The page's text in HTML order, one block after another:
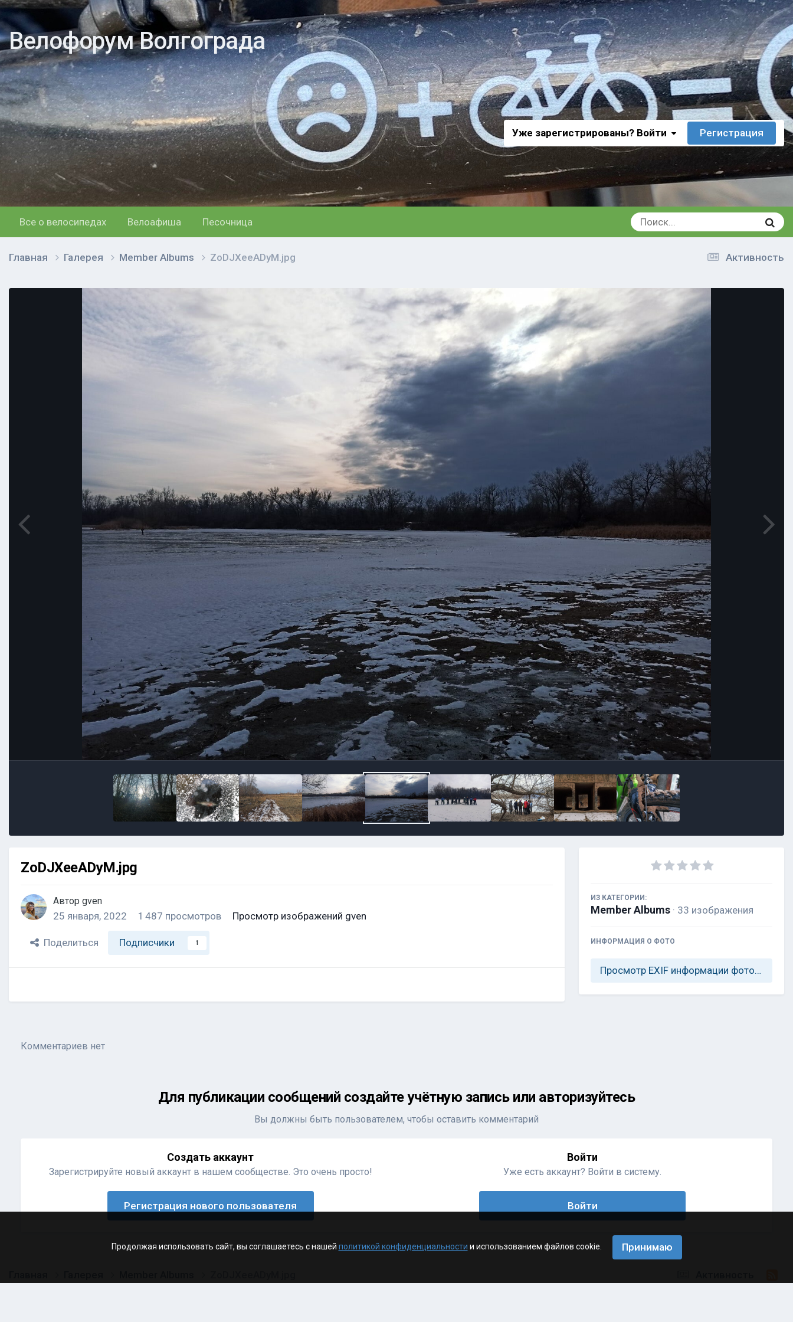
Велофорум Волгограда
Уже зарегистрированы? Войти Регистрация
Все о велосипедах Велоафиша Песочница
Активность
Главная Галерея Member Albums ZoDJXeeADyM.jpg
ZoDJXeeADyM.jpg
Автор gven
25 января, 2022 1 487 просмотров Просмотр изображений gven
Поделиться Подписчики 1
ИЗ КАТЕГОРИИ:
Member Albums · 33 изображения
ИНФОРМАЦИЯ О ФОТО
Просмотр EXIF информации фотографии
Комментариев нет
Для публикации сообщений создайте учётную запись или авторизуйтесь
Вы должны быть пользователем, чтобы оставить комментарий
Создать аккаунт
Зарегистрируйте новый аккаунт в нашем сообществе. Это очень просто!
Регистрация нового пользователя
Войти
Уже есть аккаунт? Войти в систему.
Войти
Продолжая использовать сайт, вы соглашаетесь с нашей политикой конфиденциальности и использованием файлов cookie. Принимаю